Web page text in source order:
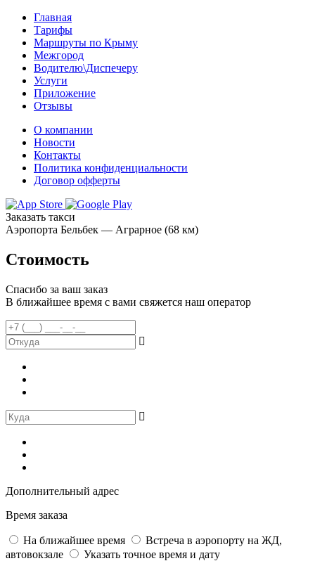
Главная
Тарифы
Маршруты по Крыму
Межгород
Водителю\Диспечеру
Услуги
Приложение
Отзывы
О компании
Новости
Контакты
Политика конфиденциальности
Договор офферты
Заказать такси
Аэропорта Бельбек — Аграрное (68 км)
Стоимость
Спасибо за ваш заказ
В ближайшее время с вами свяжется наш оператор
Дополнительный адрес
Время заказа
На ближайшее время
Встреча в аэропорту на ЖД,
автовокзале
Указать точное время и дату